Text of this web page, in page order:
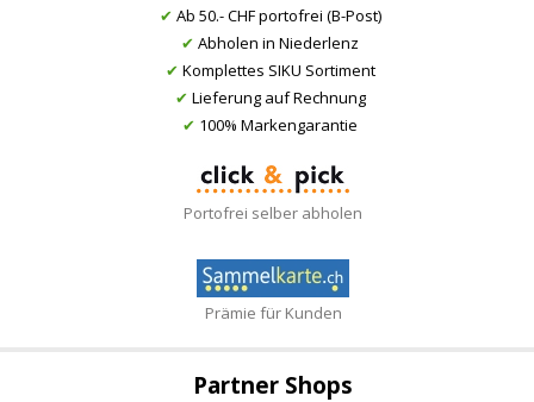
✔ Ab 50.- CHF portofrei (B-Post)
✔ Abholen in Niederlenz
✔ Komplettes SIKU Sortiment
✔ Lieferung auf Rechnung
✔ 100% Markengarantie
Portofrei selber abholen
Prämie für Kunden
Partner Shops